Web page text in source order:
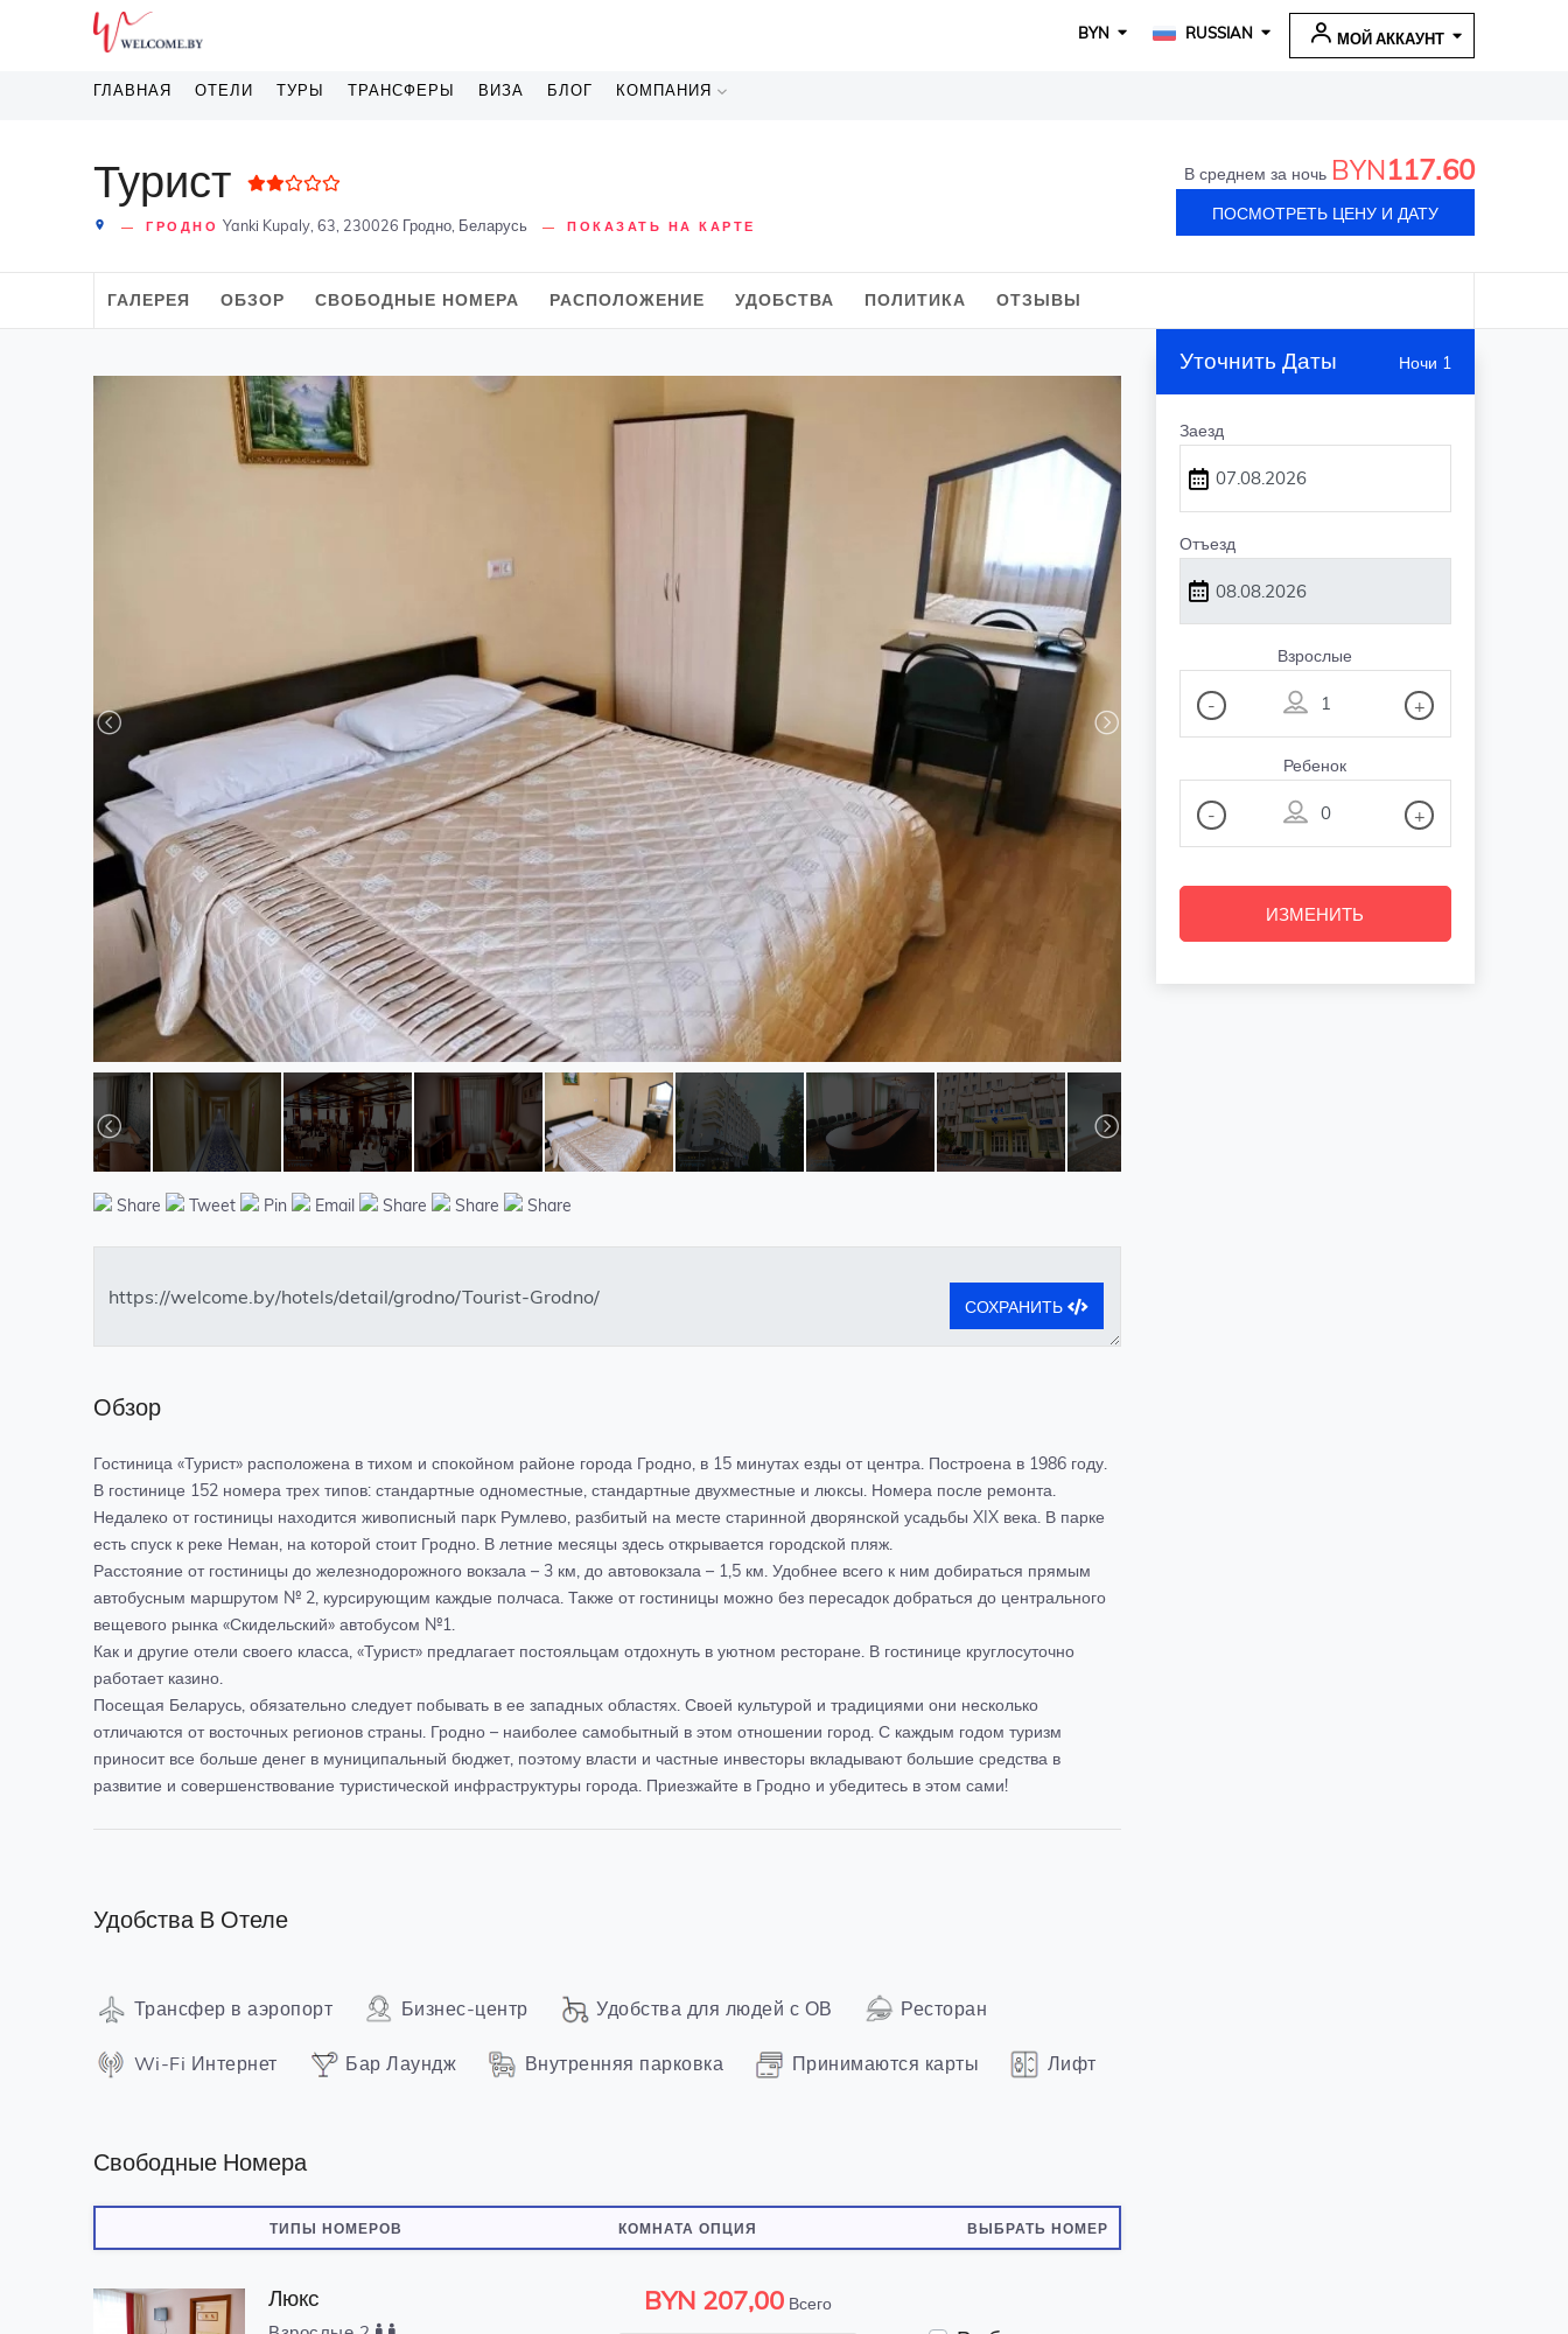
BYN RUSSIAN МОЙ АККАУНТ
ГЛАВНАЯ ОТЕЛИ ТУРЫ ТРАНСФЕРЫ ВИЗА БЛОГ КОМПАНИЯ
Турист
place ГРОДНО Yanki Kupaly, 63, 230026 Гродно, Беларусь ПОКАЗАТЬ НА КАРТЕ
В среднем за ночь BYN117.60
ПОСМОТРЕТЬ ЦЕНУ И ДАТУ
ГАЛЕРЕЯ ОБЗОР СВОБОДНЫЕ НОМЕРА РАСПОЛОЖЕНИЕ УДОБСТВА ПОЛИТИКА ОТЗЫВЫ
Уточнить Даты Ночи 1
Заезд
Отъезд
Взрослые
+
-
Ребенок
+
-
ИЗМЕНИТЬ
Share Tweet Pin Email Share Share Share
СОХРАНИТЬ
Обзор
Гостиница «Турист» расположена в тихом и спокойном районе города Гродно, в 15 минутах езды от центра. Построена в 1986 году.
В гостинице 152 номера трех типов: стандартные одноместные, стандартные двухместные и люксы. Номера после ремонта.
Недалеко от гостиницы находится живописный парк Румлево, разбитый на месте старинной дворянской усадьбы XIX века. В парке
есть спуск к реке Неман, на которой стоит Гродно. В летние месяцы здесь открывается городской пляж.
Расстояние от гостиницы до железнодорожного вокзала – 3 км, до автовокзала – 1,5 км. Удобнее всего к ним добираться прямым
автобусным маршрутом № 2, курсирующим каждые полчаса. Также от гостиницы можно без пересадок добраться до центрального
вещевого рынка «Скидельский» автобусом №1.
Как и другие отели своего класса, «Турист» предлагает постояльцам отдохнуть в уютном ресторане. В гостинице круглосуточно
работает казино.
Посещая Беларусь, обязательно следует побывать в ее западных областях. Своей культурой и традициями они несколько
отличаются от восточных регионов страны. Гродно – наиболее самобытный в этом отношении город. С каждым годом туризм
приносит все больше денег в муниципальный бюджет, поэтому власти и частные инвесторы вкладывают большие средства в
развитие и совершенствование туристической инфраструктуры города. Приезжайте в Гродно и убедитесь в этом сами!
Удобства В Отеле
Трансфер в аэропорт Бизнес-центр Удобства для людей с ОВ Ресторан
Wi-Fi Интернет Бар Лаундж Внутренняя парковка Принимаются карты Лифт
Свободные Номера
ТИПЫ НОМЕРОВ КОМНАТА ОПЦИЯ ВЫБРАТЬ НОМЕР
Люкс BYN 207,00 Всего